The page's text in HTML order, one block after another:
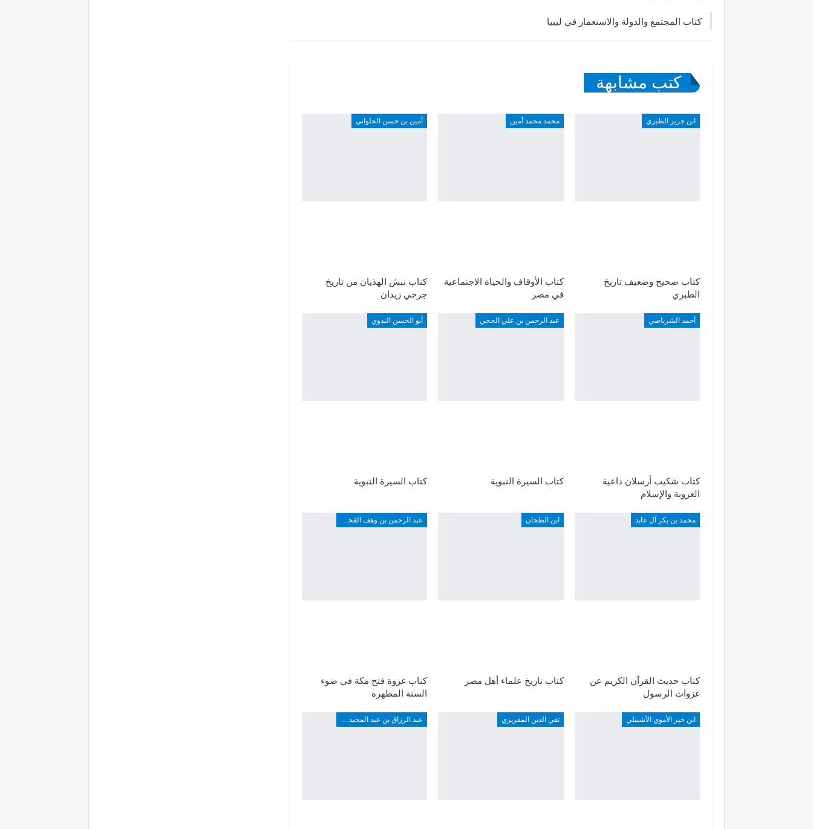
كتاب المجتمع والدولة والاستعمار في ليبيا
كتب مشابهة
ابن جرير الطبري
كتاب صحيح وضعيف تاريخ
الطبري
محمد محمد أمين
كتاب الأوقاف والحياة الاجتماعية
في مصر
أمين بن حسن الحلواني
كتاب نبش الهذيان من تاريخ
جرجي زيدان
أحمد الشرباصي
كتاب شكيب أرسلان داعية
العروبة والإسلام
عبد الرحمن بن علي الحجي
كتاب السيرة النبوية
أبو الحسن الندوي
كتاب السيرة النبوية
محمد بن بكر آل عابد
كتاب حديث القرآن الكريم عن
غزوات الرسول
ابن الطحان
كتاب تاريخ علماء أهل مصر
عبد الرحمن بن وهف القحطاني
كتاب غزوة فتح مكة في ضوء
السنة المطهرة
ابن خير الأموي الأشبيلي تقي الدين المقريزي عبد الرزاق بن عبد المجيد ألارو